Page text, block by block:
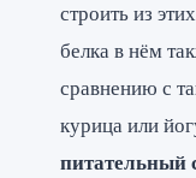
строить из
белка в нём
сравнению с
курица или
питательный